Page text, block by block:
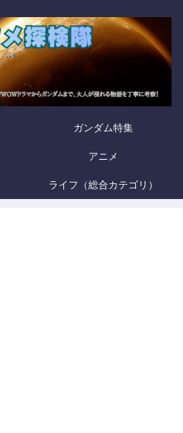
ガンダム特集
アニメ
ライフ（総合カテゴリ）